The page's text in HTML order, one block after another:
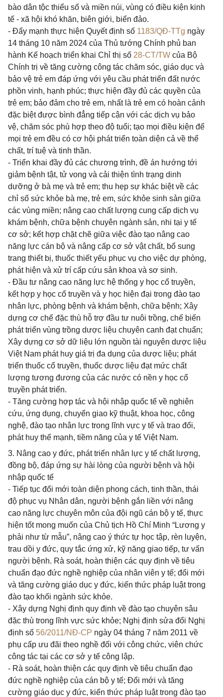
bào dân tộc thiểu số và miền núi, vùng có điều kiện kinh
tế - xã hội khó khăn, biên giới, biển đảo.
- Đẩy mạnh thực hiện Quyết định số 1183/QĐ-TTg ngày
14 tháng 10 năm 2024 của Thủ tướng Chính phủ ban
hành Kế hoạch triển khai Chỉ thị số 28-CT/TW của Bộ
Chính trị về tăng cường công tác chăm sóc, giáo dục và
bảo vệ trẻ em đáp ứng với yêu cầu phát triển đất nước
phồn vinh, hạnh phúc; thực hiện đầy đủ các quyền của
trẻ em; bảo đảm cho trẻ em, nhất là trẻ em có hoàn cảnh
đặc biệt được bình đẳng tiếp cận với các dịch vụ bảo
vệ, chăm sóc phù hợp theo độ tuổi; tạo mọi điều kiện để
mọi trẻ em đều có cơ hội phát triển toàn diện cả về thể
chất, trí tuệ và tinh thần.
- Triển khai đầy đủ các chương trình, đề án hướng tới
giảm bệnh tật, tử vong và cải thiện tình trạng dinh
dưỡng ở bà mẹ và trẻ em; thu hẹp sự khác biệt về các
chỉ số sức khỏe bà mẹ, trẻ em, sức khỏe sinh sản giữa
các vùng miền; nâng cao chất lượng cung cấp dịch vụ
khám bệnh, chữa bệnh chuyên ngành sản, nhi tại y tế
cơ sở; kết hợp chặt chẽ giữa việc đào tạo nâng cao
năng lực cán bộ và nâng cấp cơ sở vật chất, bổ sung
trang thiết bị, thuốc thiết yếu phục vụ cho việc dự phòng,
phát hiện và xử trí cấp cứu sản khoa và sơ sinh.
- Đầu tư nâng cao năng lực hệ thống y học cổ truyền,
kết hợp y học cổ truyền và y học hiện đại trong đào tạo
nhân lực, phòng bệnh và khám bệnh, chữa bệnh; Xây
dựng cơ chế đặc thù hỗ trợ đầu tư nuôi trồng, chế biến
phát triển vùng trồng dược liệu chuyên canh đạt chuẩn;
Xây dựng cơ sở dữ liệu lớn nguồn tài nguyên dược liệu
Việt Nam phát huy giá trị đa dụng của dược liệu; phát
triển thuốc cổ truyền, thuốc dược liệu đạt mức chất
lượng tương đương của các nước có nền y học cổ
truyền phát triển.
- Tăng cường hợp tác và hội nhập quốc tế về nghiên
cứu, ứng dụng, chuyển giao kỹ thuật, khoa học, công
nghệ, đào tạo nhân lực trong lĩnh vực y tế và trao đổi,
phát huy thế mạnh, tiềm năng của y tế Việt Nam.
3. Nâng cao y đức, phát triển nhân lực y tế chất lượng,
đồng bộ, đáp ứng sự hài lòng của người bệnh và hội
nhập quốc tế
- Tiếp tục đổi mới toàn diện phong cách, tinh thần, thái
độ phục vụ Nhân dân, người bệnh gắn liền với nâng
cao năng lực chuyên môn của đội ngũ cán bộ y tế, thực
hiện tốt mong muốn của Chủ tịch Hồ Chí Minh “Lương y
phải như từ mẫu”, nâng cao ý thức tự học tập, rèn luyện,
trau dồi y đức, quy tắc ứng xử, kỹ năng giao tiếp, tư vấn
người bệnh. Rà soát, hoàn thiện các quy định về tiêu
chuẩn đạo đức nghề nghiệp của nhân viên y tế; đổi mới
và tăng cường giáo dục y đức, kiến thức pháp luật trong
đào tạo khối ngành sức khỏe.
- Xây dựng Nghị định quy định về đào tạo chuyên sâu
đặc thù trong lĩnh vực sức khỏe; Nghị định sửa đổi Nghị
định số 56/2011/NĐ-CP ngày 04 tháng 7 năm 2011 về
phụ cấp ưu đãi theo nghề đối với công chức, viên chức
công tác tại các cơ sở y tế công lập.
- Rà soát, hoàn thiện các quy định về tiêu chuẩn đạo
đức nghề nghiệp của cán bộ y tế; Đổi mới và tăng
cường giáo dục y đức, kiến thức pháp luật trong đào tạo